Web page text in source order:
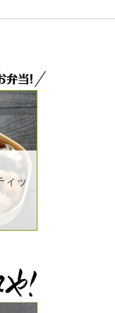
ィッ